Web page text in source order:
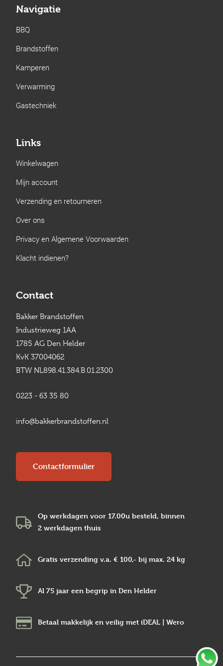
Navigatie
BBQ
Brandstoffen
Kamperen
Verwarming
Gastechniek
Links
Winkelwagen
Mijn account
Verzending en retourneren
Over ons
Privacy en Algemene Voorwaarden
Klacht indienen?
Contact
Bakker Brandstoffen
Industrieweg 1AA
1785 AG Den Helder
KvK 37004062
BTW NL898.41.384.B.01.2300
0223 - 63 35 80
info@bakkerbrandstoffen.nl
Contactformulier
Op werkdagen voor 17.00u besteld, binnen
2 werkdagen thuis
Gratis verzending v.a. € 100,- bij max. 24 kg
Al 75 jaar een begrip in Den Helder
Betaal makkelijk en veilig met iDEAL | Wero